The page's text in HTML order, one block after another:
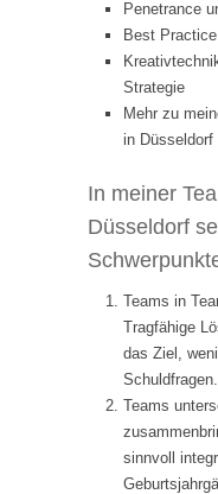
Penetrance
Best
Strategie
Mehr zu
in Düsseldorf
In meiner
Düsseldorf
Teams in
Tragfähige
das Ziel,
Schuldfragen.
Teams
sinnvoll